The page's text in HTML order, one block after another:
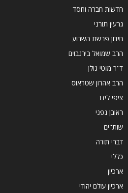
חדשות חברה וחסד
גרעין תורני
חידון פרשת השבוע
הרב שמואל בירנבוים
ד''ר מוטי גולן
הרב אהרון שטראוס
ציפי לידר
ראובן גפני
שות"ים
דברי תורה
כללי
ארכיון
ארכיון עולם יהודי